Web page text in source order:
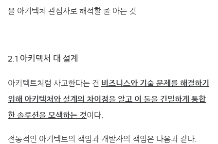
을 아키텍처 관심사로 해석할 줄 아는 것
2.1 아키텍처 대 설계
아키텍트처럼 사고한다는 건 비즈니스와 기술 문제를 해결하기
위해 아키텍처와 설계의 차이점을 알고 이 둘을 긴밀하게 통합
한 솔루션을 모색하는 것이다.
전통적인 아키텍트의 책임과 개발자의 책임은 다음과 같다.